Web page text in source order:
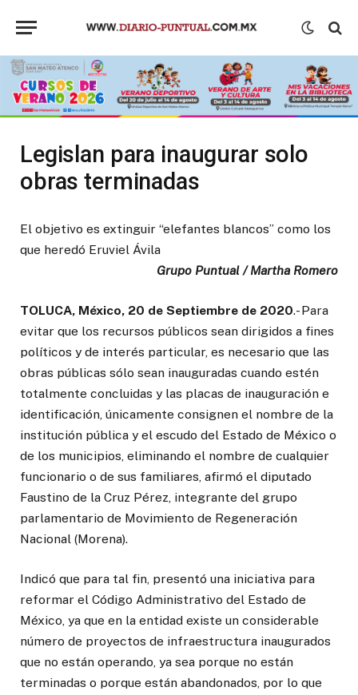
Legislan para inaugurar solo
obras terminadas
El objetivo es extinguir “elefantes blancos” como los
que heredó Eruviel Ávila
Grupo Puntual / Martha Romero
TOLUCA, México, 20 de Septiembre de 2020.- Para
evitar que los recursos públicos sean dirigidos a fines
políticos y de interés particular, es necesario que las
obras públicas sólo sean inauguradas cuando estén
totalmente concluidas y las placas de inauguración e
identificación, únicamente consignen el nombre de la
institución pública y el escudo del Estado de México o
de los municipios, eliminando el nombre de cualquier
funcionario o de sus familiares, afirmó el diputado
Faustino de la Cruz Pérez, integrante del grupo
parlamentario de Movimiento de Regeneración
Nacional (Morena).
Indicó que para tal fin, presentó una iniciativa para
reformar el Código Administrativo del Estado de
México, ya que en la entidad existe un considerable
número de proyectos de infraestructura inaugurados
que no están operando, ya sea porque no están
terminadas o porque están abandonados, por lo que